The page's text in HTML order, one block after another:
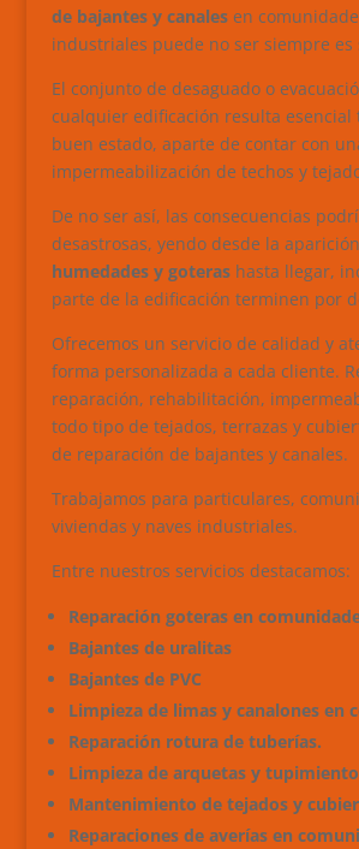
de bajantes y canales en
industriales puede no ser siempre es
El conjunto de desaguado o
cualquier edificación resulta esencial
buen estado, aparte de contar con
impermeabilización de techos y
De no ser así, las consecuencias
desastrosas, yendo desde la
humedades y goterashasta llegar,
parte de la edificación terminen por
Ofrecemos un servicio de calidad y
forma personalizada a cada cliente.
reparación, rehabilitación,
todo tipo de tejados, terrazas y
de reparación de bajantes y canales.
Trabajamos para particulares,
viviendas y naves industriales.
Entre nuestros servicios destacamos:
Reparación goteras en
Bajantes de uralitas
Bajantes de PVC
Limpieza de limas y canalones en
Reparación rotura de tuberías.
Limpieza de arquetas y
Mantenimiento de tejados y
Reparaciones de averías en